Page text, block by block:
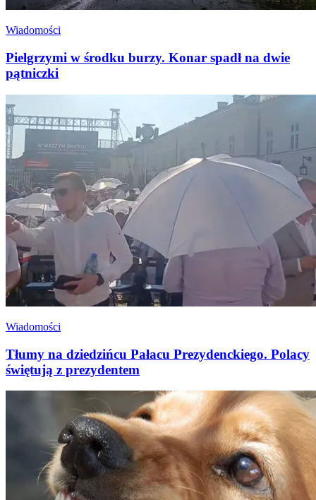
Wiadomości
Pielgrzymi w środku burzy. Konar spadł na dwie
pątniczki
Wiadomości
Tłumy na dziedzińcu Pałacu Prezydenckiego. Polacy
świętują z prezydentem